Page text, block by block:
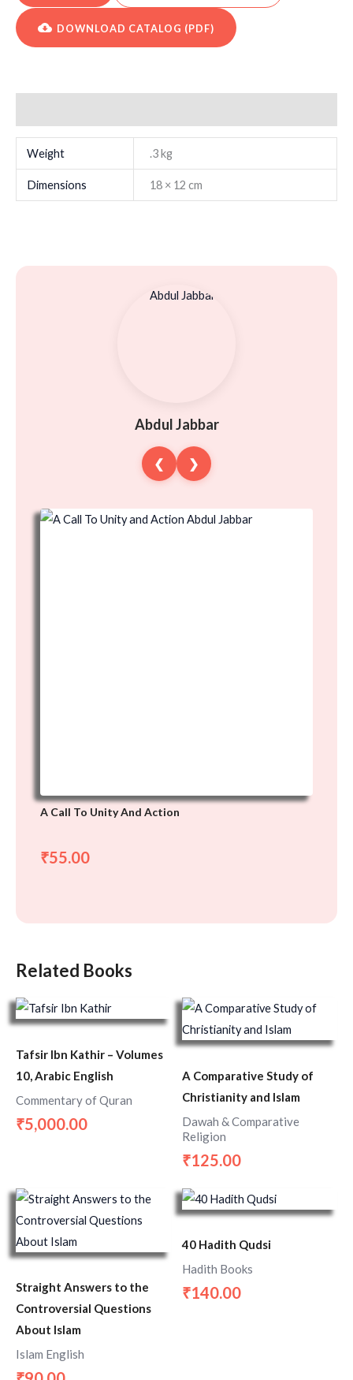
DOWNLOAD CATALOG (PDF)
Weight .3 kg
Dimensions 18 × 12 cm
Abdul Jabbar
❮ ❯
A Call To Unity And Action
₹55.00
Related Books
Tafsir Ibn Kathir – Volumes
10, Arabic English
Commentary of Quran
₹5,000.00
A Comparative Study of
Christianity and Islam
Dawah & Comparative
Religion
₹125.00
Straight Answers to the
Controversial Questions
About Islam
Islam English
40 Hadith Qudsi
Hadith Books
₹140.00